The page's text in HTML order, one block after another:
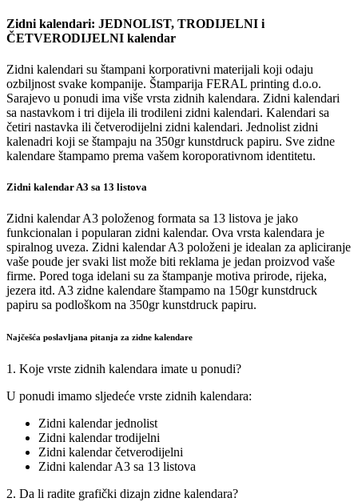
Zidni kalendari: JEDNOLIST, TRODIJELNI i
ČETVERODIJELNI kalendar
Zidni kalendari su štampani korporativni materijali koji odaju
ozbiljnost svake kompanije. Štamparija FERAL printing d.o.o.
Sarajevo u ponudi ima više vrsta zidnih kalendara. Zidni kalendari
sa nastavkom i tri dijela ili trodileni zidni kalendari. Kalendari sa
četiri nastavka ili četverodijelni zidni kalendari. Jednolist zidni
kalenadri koji se štampaju na 350gr kunstdruck papiru. Sve zidne
kalendare štampamo prema vašem koroporativnom identitetu.
Zidni kalendar A3 sa 13 listova
Zidni kalendar A3 položenog formata sa 13 listova je jako
funkcionalan i popularan zidni kalendar. Ova vrsta kalendara je
spiralnog uveza. Zidni kalendar A3 položeni je idealan za apliciranje
vaše poude jer svaki list može biti reklama je jedan proizvod vaše
firme. Pored toga idelani su za štampanje motiva prirode, rijeka,
jezera itd. A3 zidne kalendare štampamo na 150gr kunstdruck
papiru sa podloškom na 350gr kunstdruck papiru.
Najčešća poslavljana pitanja za zidne kalendare
1. Koje vrste zidnih kalendara imate u ponudi?
U ponudi imamo sljedeće vrste zidnih kalendara:
Zidni kalendar jednolist
Zidni kalendar trodijelni
Zidni kalendar četverodijelni
Zidni kalendar A3 sa 13 listova
2. Da li radite grafički dizajn zidne kalendara?